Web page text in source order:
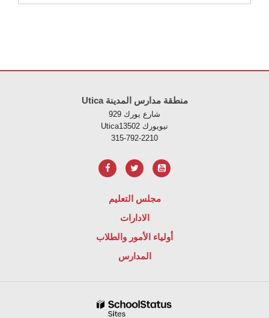
Utica منطقة مدارس المدينة
929 شارع يورك
Uticaنيويورك 13502
315-792-2210
مجلس التعليم
الادارات
أولياء الأمور والطلاب
المدارس